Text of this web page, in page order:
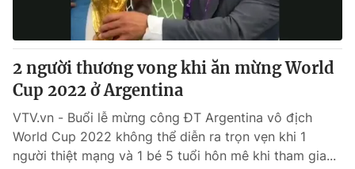
® Cấm sao chép dưới mọi hình thức nếu không có sự chấp
thuận bằng văn bản. Ghi rõ nguồn VTV.vn khi phát hành lại
thông tin từ website này.
2 người thương vong khi ăn mừng World
Cup 2022 ở Argentina
VTV.vn - Buổi lễ mừng công ĐT Argentina vô địch
World Cup 2022 không thể diễn ra trọn vẹn khi 1
người thiệt mạng và 1 bé 5 tuổi hôn mê khi tham gia...